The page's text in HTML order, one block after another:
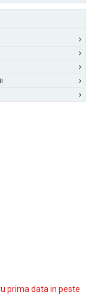
prima data in peste